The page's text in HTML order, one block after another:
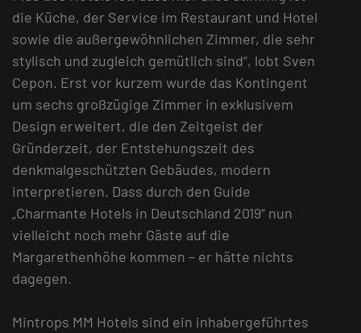
die Küche, der Service im Restaurant und Hotel
sowie die außergewöhnlichen Zimmer, die sehr
stylisch und zugleich gemütlich sind“, lobt Sven
Cepon. Erst vor kurzem wurde das Kontingent
um sechs großzügige Zimmer in exklusivem
Design erweitert, die den Zeitgeist der
Gründerzeit, der Entstehungszeit des
denkmalgeschützten Gebäudes, modern
interpretieren. Dass durch den Guide
„Charmante Hotels in Deutschland 2019“ nun
vielleicht noch mehr Gäste auf die
Margarethenhöhe kommen – er hätte nichts
dagegen.
Mintrops MM Hotels sind ein inhabergeführtes